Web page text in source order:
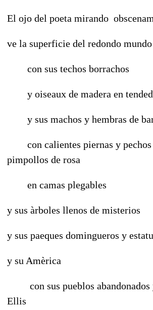
El ojo del poeta mirando
ve la superficie del redondo mundo
con sus techos borrachos
y oiseaux de madera en
y sus machos y hembras de
con calientes piernas y pechos
pimpollos de rosa
en camas plegables
y sus àrboles llenos de misterios
y sus paeques domingueros y
y su Amèrica
con sus pueblos abandonados
Ellis